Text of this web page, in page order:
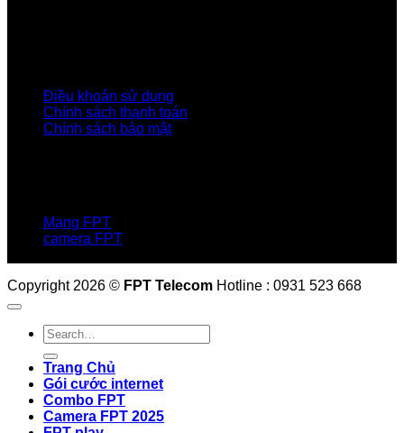
Điều khoản sử dụng
Chính sách thanh toán
Chính sách bảo mật
Mạng FPT
camera FPT
Copyright 2026 © FPT Telecom Hotline : 0931 523 668
Trang Chủ
Gói cước internet
Combo FPT
Camera FPT 2025